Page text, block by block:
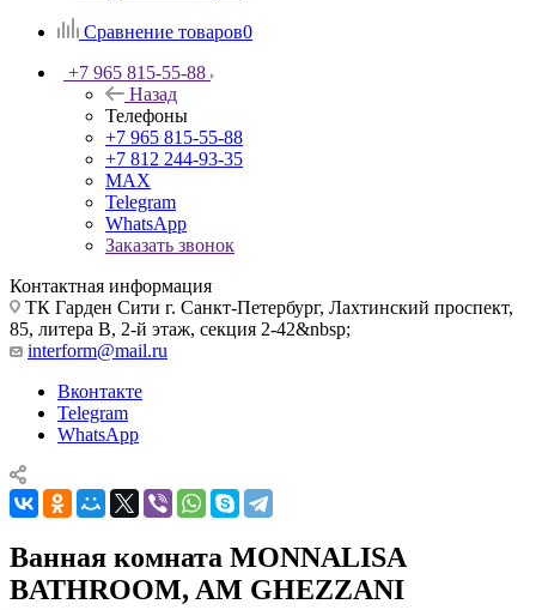
Сравнение товаров0
+7 965 815-55-88
Назад
Телефоны
+7 965 815-55-88
+7 812 244-93-35
MAX
Telegram
WhatsApp
Заказать звонок
Контактная информация
ТК Гарден Сити г. Санкт-Петербург, Лахтинский проспект,
85, литера В, 2-й этаж, секция 2-42&nbsp;
interform@mail.ru
Вконтакте
Telegram
WhatsApp
Ванная комната MONNALISA
BATHROOM, AM GHEZZANI